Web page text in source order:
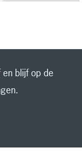
blijf op de